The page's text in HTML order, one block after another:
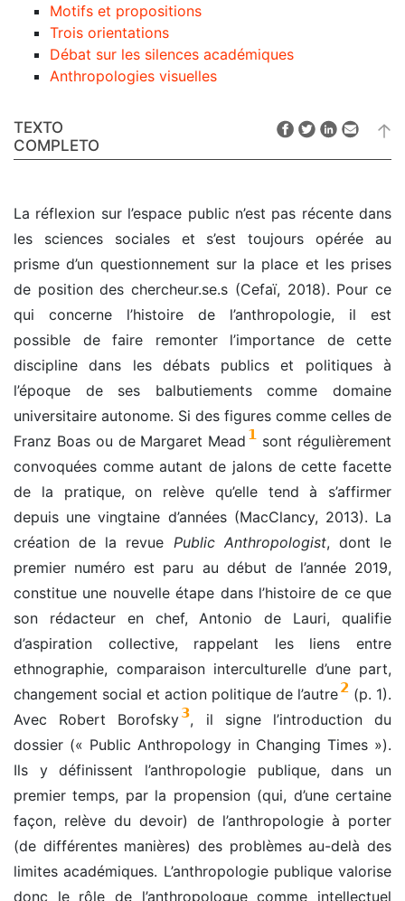
Motifs et propositions
Trois orientations
Débat sur les silences académiques
Anthropologies visuelles
TEXTO
COMPLETO
La réflexion sur l’espace public n’est pas récente dans
les sciences sociales et s’est toujours opérée au
prisme d’un questionnement sur la place et les prises
de position des chercheur.se.s (Cefaï, 2018). Pour ce
qui concerne l’histoire de l’anthropologie, il est
possible de faire remonter l’importance de cette
discipline dans les débats publics et politiques à
l’époque de ses balbutiements comme domaine
universitaire autonome. Si des figures comme celles de
Franz Boas ou de Margaret Mead 1 sont régulièrement
convoquées comme autant de jalons de cette facette
de la pratique, on relève qu’elle tend à s’affirmer
depuis une vingtaine d’années (MacClancy, 2013). La
création de la revue Public Anthropologist, dont le
premier numéro est paru au début de l’année 2019,
constitue une nouvelle étape dans l’histoire de ce que
son rédacteur en chef, Antonio de Lauri, qualifie
d’aspiration collective, rappelant les liens entre
ethnographie, comparaison interculturelle d’une part,
changement social et action politique de l’autre2 (p. 1).
Avec Robert Borofsky3, il signe l’introduction du
dossier (« Public Anthropology in Changing Times »).
Ils y définissent l’anthropologie publique, dans un
premier temps, par la propension (qui, d’une certaine
façon, relève du devoir) de l’anthropologie à porter
(de différentes manières) des problèmes au-delà des
limites académiques. L’anthropologie publique valorise
donc le rôle de l’anthropologue comme intellectuel